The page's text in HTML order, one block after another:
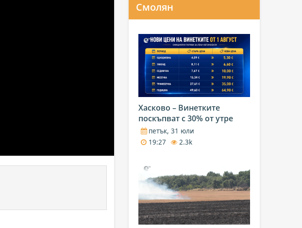
Смолян
Хасково – Винетките
поскъпват с 30% от утре
петък, 31 юли
19:27
2.3k